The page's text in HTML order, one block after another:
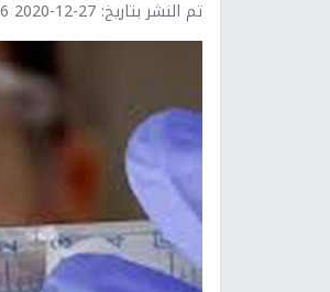
تم النشر بتاريخ: 2020-12-27 09:16